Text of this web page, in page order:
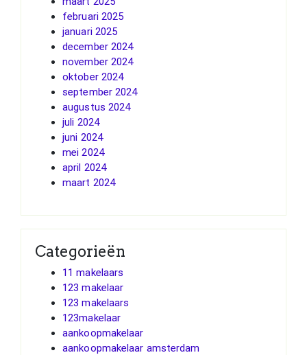
februari 2025
januari 2025
december 2024
november 2024
oktober 2024
september 2024
augustus 2024
juli 2024
juni 2024
mei 2024
april 2024
maart 2024
Categorieën
11 makelaars
123 makelaar
123 makelaars
123makelaar
aankoopmakelaar
aankoopmakelaar amsterdam